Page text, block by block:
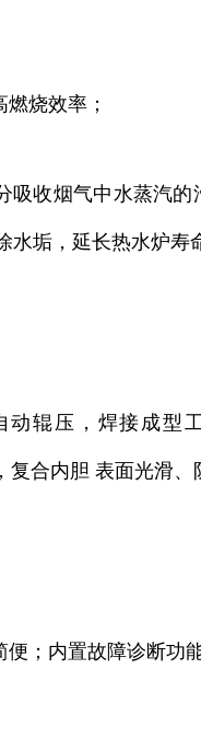
烧效率；
吸收烟气中水蒸汽
水垢，延长热水炉
动辊压，焊接成型
合内胆 表面光滑
；内置故障诊断功